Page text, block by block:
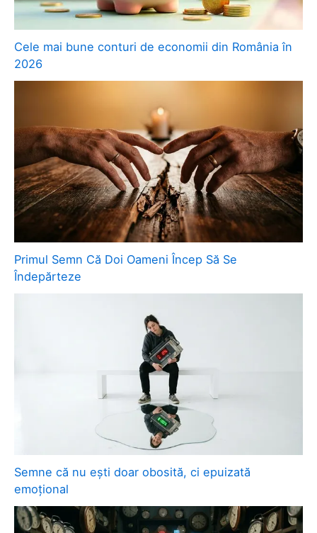
Cele mai bune conturi de economii din România în
2026
Primul Semn Că Doi Oameni Încep Să Se
Îndepărteze
Semne că nu ești doar obosită, ci epuizată
emoțional